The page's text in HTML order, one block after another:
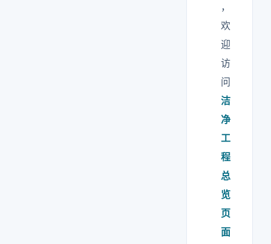
，
欢
迎
访
问
洁
净
工
程
总
览
页
面